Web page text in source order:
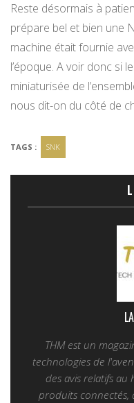
Reste désormais à
prépare bel et bien une
machine était fournie
l’époque. A voir donc si
miniaturisée de
nous dit-on du côté de
TAGS : SNK
THM est un
technologies de
des avis relatifs au
produits connectés,